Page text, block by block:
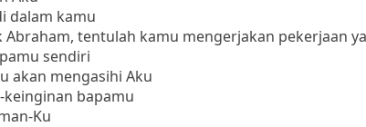
dalam kamu
Abraham, tentulah kamu mengerjakan pekerjaan
sendiri
akan mengasihi Aku
bapamu
Ku